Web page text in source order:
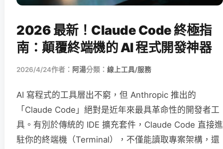
2026 最新！Claude Code 終極指
南：顛覆終端機的 AI 程式開發神器
2026/4/24作者： 阿湯分類： 線上工具/服務
AI 寫程式的工具層出不窮，但 Anthropic 推出的
「Claude Code」絕對是近年來最具革命性的開發者工
具。有別於傳統的 IDE 擴充套件，Claude Code 直接進
駐你的終端機（Terminal），不僅能讀取專案架構，還